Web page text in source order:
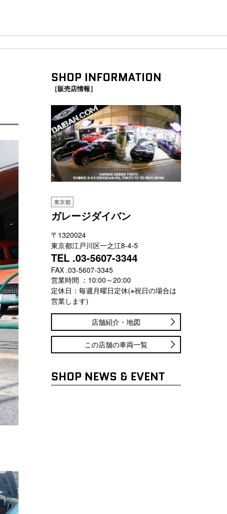
SHOP INFORMATION
［販売店情報］
東京都
ガレージダイバン
〒1320024
東京都江戸川区一之江8-4-5
TEL .03-5607-3344
FAX .03-5607-3345
営業時間 ：10:00～20:00
定休日：毎週月曜日定休(※祝日の場合は
営業します)
店舗紹介・地図
この店舗の車両一覧
SHOP NEWS & EVENT